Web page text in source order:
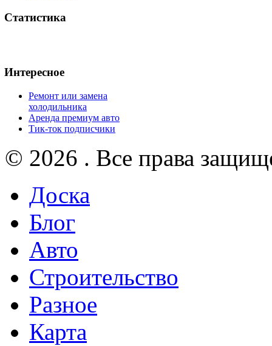
Статистика
Интересное
Ремонт или замена
холодильника
Аренда премиум авто
Тик-ток подписчики
© 2026 . Все права
Доска
Блог
Авто
Строительство
Разное
Карта